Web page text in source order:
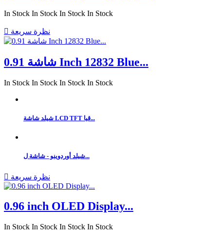
In Stock In Stock In Stock In Stock
 نظرة سريعة
شاشة 0.91 Inch 12832 Blue...
In Stock In Stock In Stock In Stock
شيلد شاشة LCD TFT قيا...
شيلد أوردوينو - شاشة ل...
 نظرة سريعة
0.96 inch OLED Display...
In Stock In Stock In Stock In Stock